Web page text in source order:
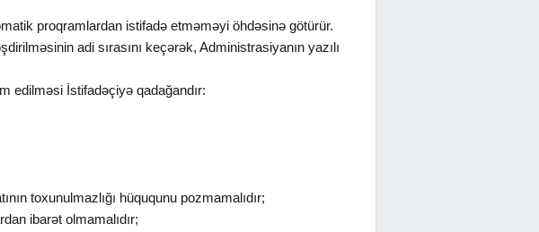
proqramlardan istifadə etməməyi öhdəsinə götürür.
adi sırasını keçərək, Administrasiyanın yazılı
edilməsi İstifadəçiyə qadağandır:
toxunulmazlığı hüququnu pozmamalıdır;
ibarət olmamalıdır;